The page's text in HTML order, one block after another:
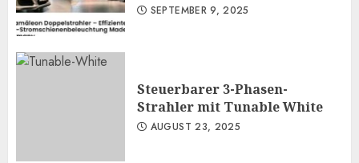
SEPTEMBER 9, 2025
Steuerbarer 3-Phasen-
Strahler mit Tunable White
AUGUST 23, 2025